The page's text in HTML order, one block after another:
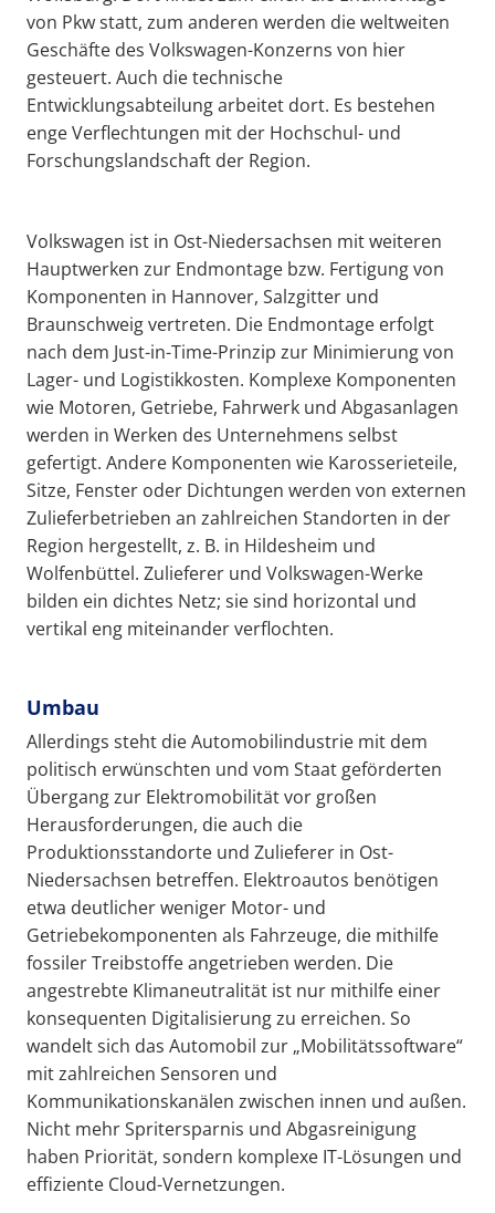
von Pkw statt, zum anderen werden die weltweiten
Geschäfte des Volkswagen-Konzerns von hier
gesteuert. Auch die technische
Entwicklungsabteilung arbeitet dort. Es bestehen
enge Verflechtungen mit der Hochschul- und
Forschungslandschaft der Region.
Volkswagen ist in Ost-Niedersachsen mit weiteren
Hauptwerken zur Endmontage bzw. Fertigung von
Komponenten in Hannover, Salzgitter und
Braunschweig vertreten. Die Endmontage erfolgt
nach dem Just-in-Time-Prinzip zur Minimierung von
Lager- und Logistikkosten. Komplexe Komponenten
wie Motoren, Getriebe, Fahrwerk und Abgasanlagen
werden in Werken des Unternehmens selbst
gefertigt. Andere Komponenten wie Karosserieteile,
Sitze, Fenster oder Dichtungen werden von externen
Zulieferbetrieben an zahlreichen Standorten in der
Region hergestellt, z. B. in Hildesheim und
Wolfenbüttel. Zulieferer und Volkswagen-Werke
bilden ein dichtes Netz; sie sind horizontal und
vertikal eng miteinander verflochten.
Umbau
Allerdings steht die Automobilindustrie mit dem
politisch erwünschten und vom Staat geförderten
Übergang zur Elektromobilität vor großen
Herausforderungen, die auch die
Produktionsstandorte und Zulieferer in Ost-
Niedersachsen betreffen. Elektroautos benötigen
etwa deutlicher weniger Motor- und
Getriebekomponenten als Fahrzeuge, die mithilfe
fossiler Treibstoffe angetrieben werden. Die
angestrebte Klimaneutralität ist nur mithilfe einer
konsequenten Digitalisierung zu erreichen. So
wandelt sich das Automobil zur „Mobilitätssoftware“
mit zahlreichen Sensoren und
Kommunikationskanälen zwischen innen und außen.
Nicht mehr Spritersparnis und Abgasreinigung
haben Priorität, sondern komplexe IT-Lösungen und
effiziente Cloud-Vernetzungen.